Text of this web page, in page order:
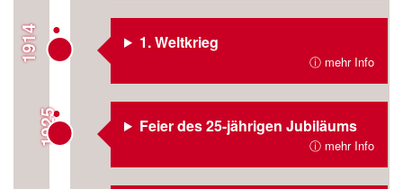
1. Weltkrieg
ⓘ mehr Info
1914
Feier des 25-jährigen Jubiläums
ⓘ mehr Info
1925